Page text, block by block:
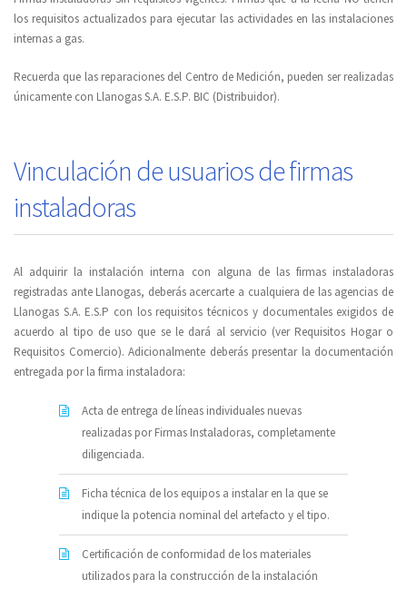
los requisitos actualizados para ejecutar las actividades en las instalaciones
internas a gas.
Recuerda que las reparaciones del Centro de Medición, pueden ser realizadas
únicamente con Llanogas S.A. E.S.P. BIC (Distribuidor).
Vinculación de usuarios de firmas
instaladoras
Al adquirir la instalación interna con alguna de las firmas instaladoras
registradas ante Llanogas, deberás acercarte a cualquiera de las agencias de
Llanogas S.A. E.S.P con los requisitos técnicos y documentales exigidos de
acuerdo al tipo de uso que se le dará al servicio (ver Requisitos Hogar o
Requisitos Comercio). Adicionalmente deberás presentar la documentación
entregada por la firma instaladora:
Acta de entrega de líneas individuales nuevas
realizadas por Firmas Instaladoras, completamente
diligenciada.
Ficha técnica de los equipos a instalar en la que se
indique la potencia nominal del artefacto y el tipo.
Certificación de conformidad de los materiales
utilizados para la construcción de la instalación